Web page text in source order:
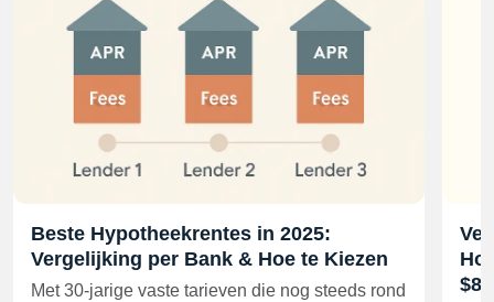
Beste Hypotheekrentes in 2025:
Vergelijking per Bank & Hoe te Kiezen
Met 30-jarige vaste tarieven die nog steeds rond